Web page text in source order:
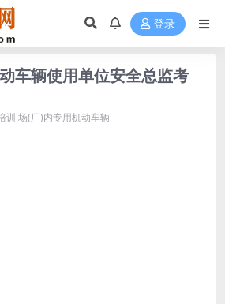
登录
车辆使用单位安全总监考
训 场(厂)内专用机动车辆